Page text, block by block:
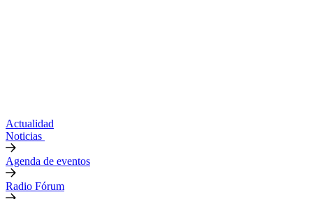
Actualidad
Noticias
Agenda de eventos
Radio Fórum